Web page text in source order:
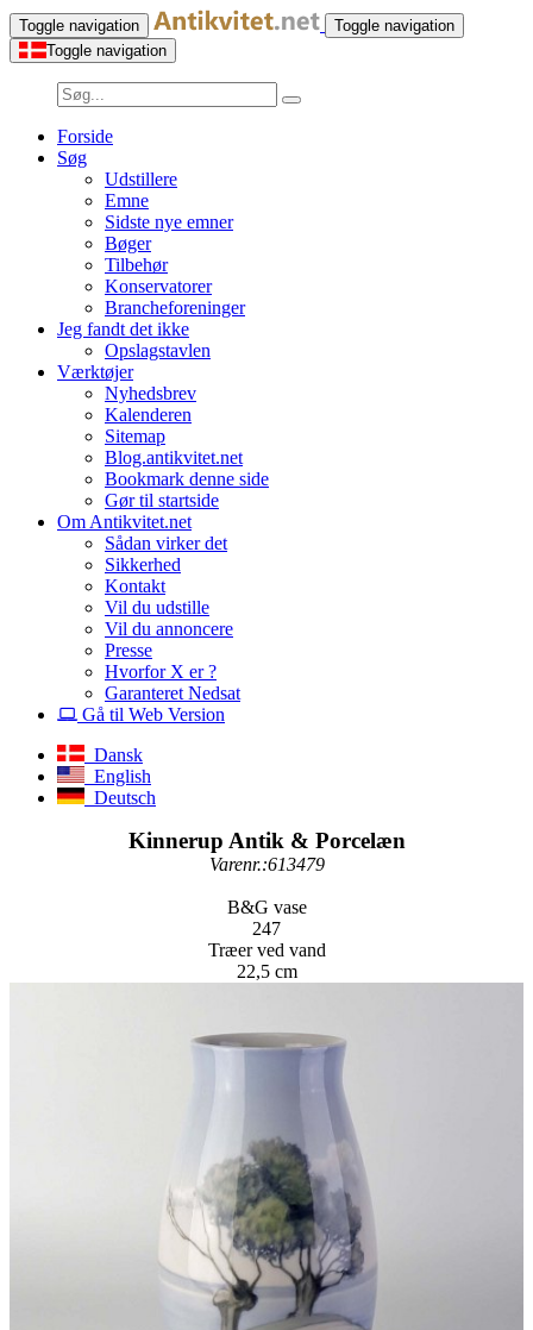
Toggle navigation
Toggle navigation
Toggle navigation
Forside
Søg
Udstillere
Emne
Sidste nye emner
Bøger
Tilbehør
Konservatorer
Brancheforeninger
Jeg fandt det ikke
Opslagstavlen
Værktøjer
Nyhedsbrev
Kalenderen
Sitemap
Blog.antikvitet.net
Bookmark denne side
Gør til startside
Om Antikvitet.net
Sådan virker det
Sikkerhed
Kontakt
Vil du udstille
Vil du annoncere
Presse
Hvorfor X er ?
Garanteret Nedsat
Gå til Web Version
Dansk
English
Deutsch
Kinnerup Antik & Porcelæn
Varenr.:613479
B&G vase
247
Træer ved vand
22,5 cm